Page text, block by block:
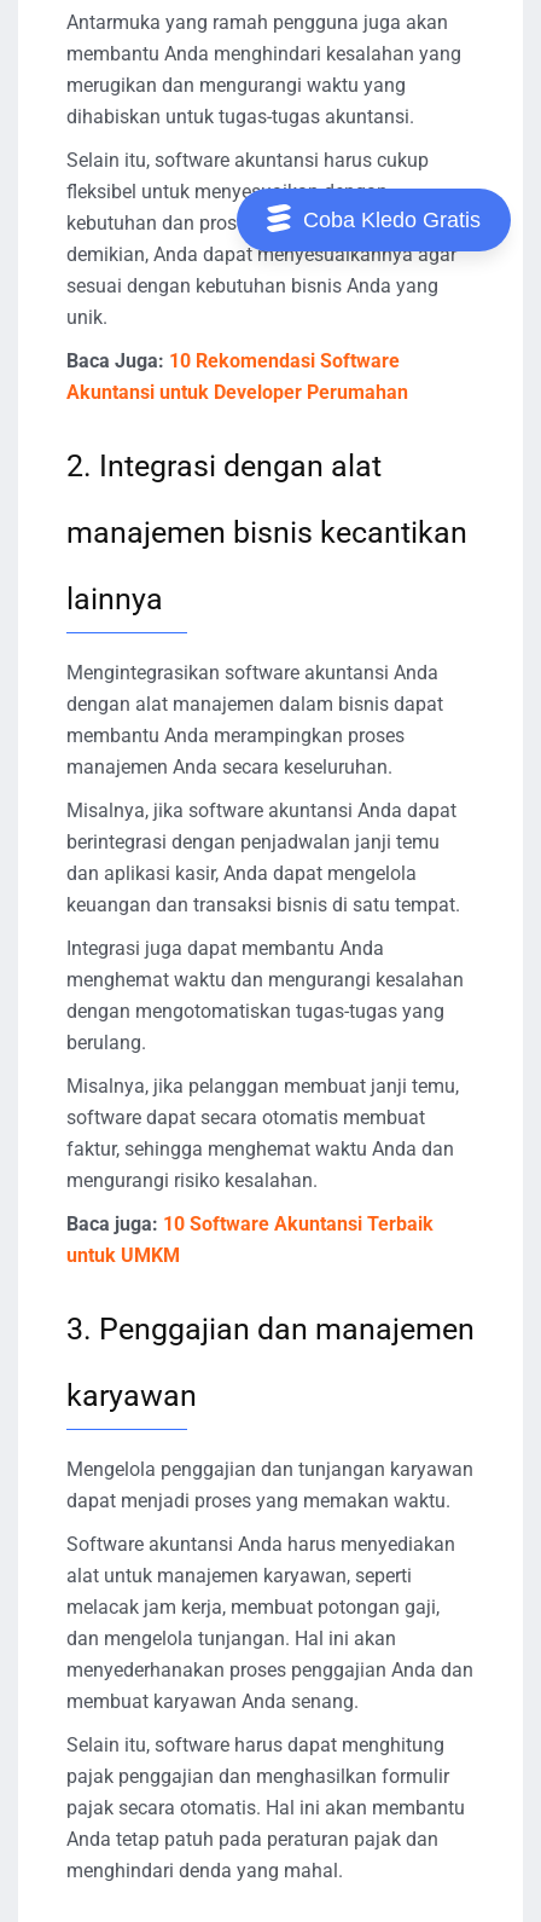
Antarmuka yang ramah pengguna juga akan
membantu Anda menghindari kesalahan yang
merugikan dan mengurangi waktu yang
dihabiskan untuk tugas-tugas akuntansi.
Selain itu, software akuntansi harus cukup
fleksibel untuk menyesuaikan dengan
kebutuhan dan proses bisnis Anda. Dengan
demikian, Anda dapat menyesuaikannya agar
sesuai dengan kebutuhan bisnis Anda yang
unik.
Baca Juga: 10 Rekomendasi Software
Akuntansi untuk Developer Perumahan
2. Integrasi dengan alat
manajemen bisnis kecantikan
lainnya
Mengintegrasikan software akuntansi Anda
dengan alat manajemen dalam bisnis dapat
membantu Anda merampingkan proses
manajemen Anda secara keseluruhan.
Misalnya, jika software akuntansi Anda dapat
berintegrasi dengan penjadwalan janji temu
dan aplikasi kasir, Anda dapat mengelola
keuangan dan transaksi bisnis di satu tempat.
Integrasi juga dapat membantu Anda
menghemat waktu dan mengurangi kesalahan
dengan mengotomatiskan tugas-tugas yang
berulang.
Misalnya, jika pelanggan membuat janji temu,
software dapat secara otomatis membuat
faktur, sehingga menghemat waktu Anda dan
mengurangi risiko kesalahan.
Baca juga: 10 Software Akuntansi Terbaik
untuk UMKM
3. Penggajian dan manajemen
karyawan
Mengelola penggajian dan tunjangan karyawan
dapat menjadi proses yang memakan waktu.
Software akuntansi Anda harus menyediakan
alat untuk manajemen karyawan, seperti
melacak jam kerja, membuat potongan gaji,
dan mengelola tunjangan. Hal ini akan
menyederhanakan proses penggajian Anda dan
membuat karyawan Anda senang.
Selain itu, software harus dapat menghitung
pajak penggajian dan menghasilkan formulir
pajak secara otomatis. Hal ini akan membantu
Anda tetap patuh pada peraturan pajak dan
menghindari denda yang mahal.
Coba Kledo Gratis